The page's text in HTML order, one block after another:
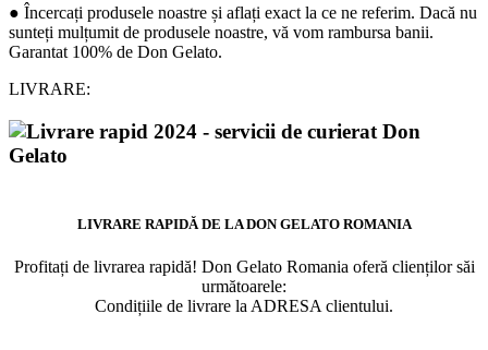
● Încercați produsele noastre și aflați exact la ce ne referim. Dacă nu
sunteți mulțumit de produsele noastre, vă vom rambursa banii.
Garantat 100% de Don Gelato.
LIVRARE:
LIVRARE RAPIDĂ DE LA DON GELATO ROMANIA
Profitați de livrarea rapidă! Don Gelato Romania oferă clienților săi
următoarele:
Condițiile de livrare la ADRESA clientului.